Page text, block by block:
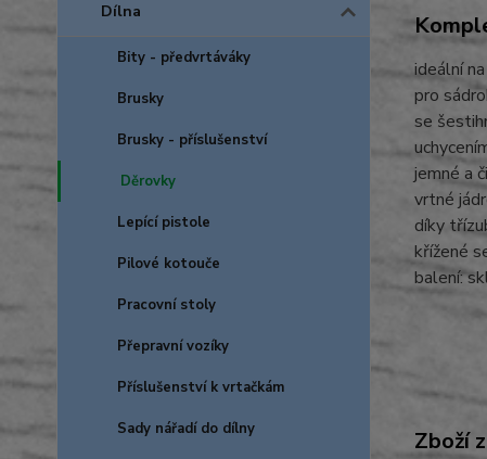
Dílna
Bity - předvrtáváky
Brusky
Brusky - příslušenství
Děrovky
Lepící pistole
Pilové kotouče
Pracovní stoly
Přepravní vozíky
Příslušenství k vrtačkám
Sady nářadí do dílny
ideální
pro
se
jemné a
vrtné
díky
křížené
balení:
Zboží